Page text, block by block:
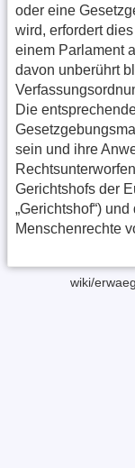
oder eine
wird, erfordert
einem Parlament
davon unberührt
Die
sein und ihre
Gerichtshofs der
„Gerichtshof“)
Menschenrechte
wiki/